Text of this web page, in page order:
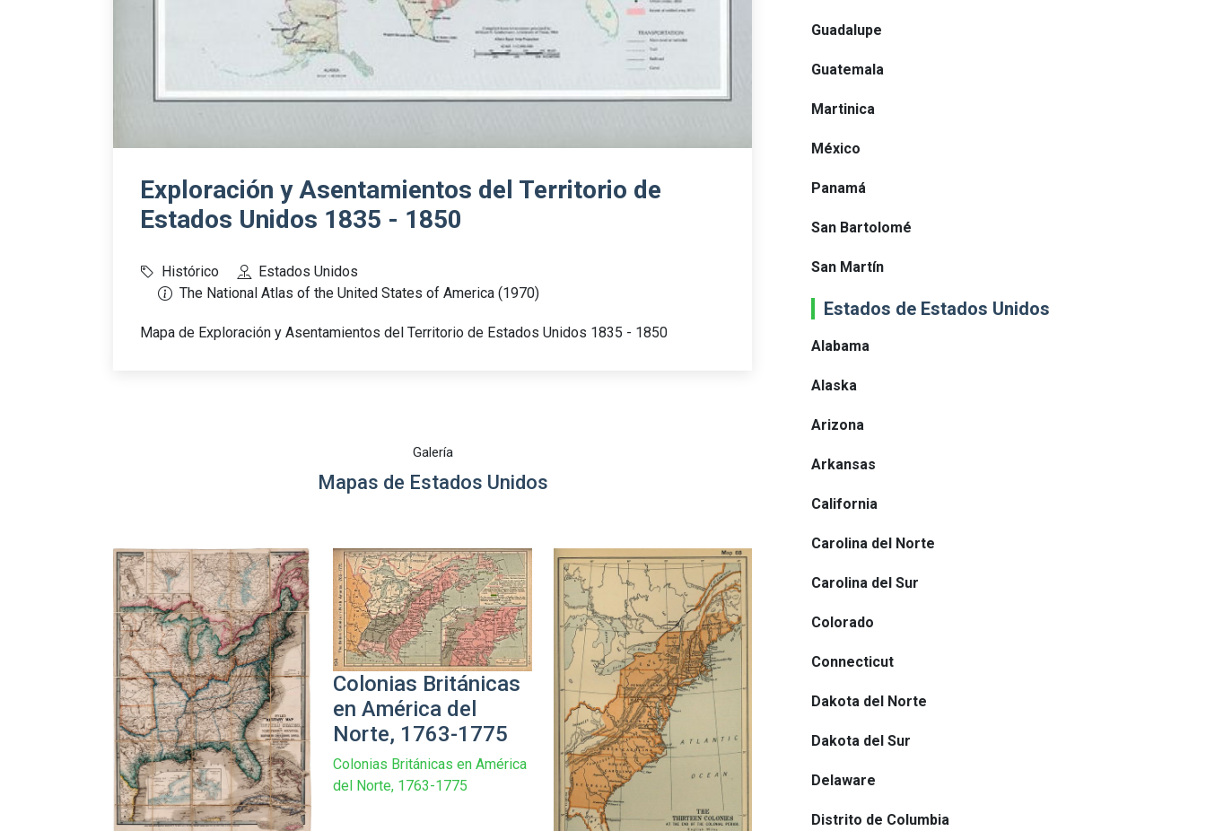
Exploración y Asentamientos del Territorio de
Estados Unidos 1835 - 1850
Histórico
Estados Unidos
The National Atlas of the United States of America (1970)
Mapa de Exploración y Asentamientos del Territorio de Estados Unidos 1835 - 1850
Galería
Mapas de Estados Unidos
Colonias Británicas
en América del
Norte, 1763-1775
Colonias Británicas en América
del Norte, 1763-1775
Guadalupe
Guatemala
Martinica
México
Panamá
San Bartolomé
San Martín
Estados de Estados Unidos
Alabama
Alaska
Arizona
Arkansas
California
Carolina del Norte
Carolina del Sur
Colorado
Connecticut
Dakota del Norte
Dakota del Sur
Delaware
Distrito de Columbia